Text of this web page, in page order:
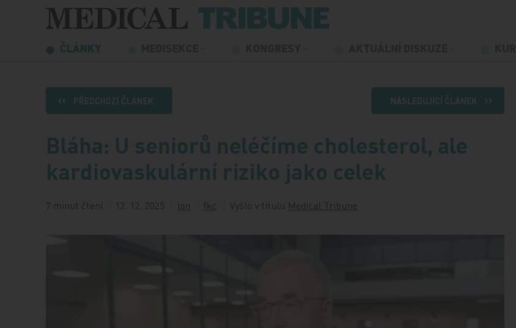
Přeskočit na obsah
ČLÁNKY
PŘEDCHOZÍ ČLÁNEK NÁSLEDUJÍCÍ ČLÁNEK
Bláha: U seniorů neléčíme cholesterol, ale
kardiovaskulární riziko jako celek
7 minut čtení 12. 12. 2025 lon fkc Vyšlo v titulu Medical Tribune